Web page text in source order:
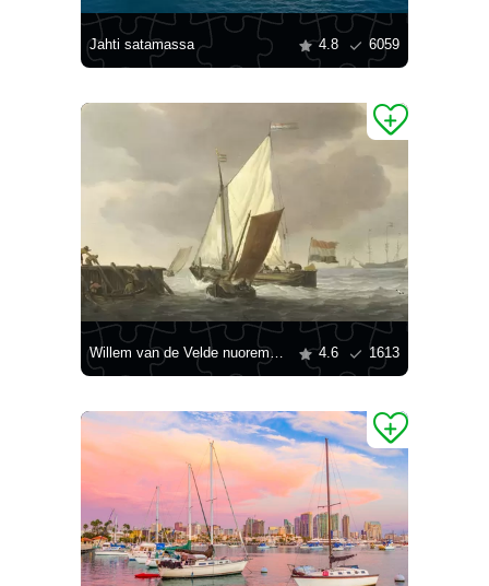
Jahti satamassa 4.8 6059
Willem van de Velde nuorempi: "Laivoja rannikon edustalla tuulisessa säässä" 4.6 1613